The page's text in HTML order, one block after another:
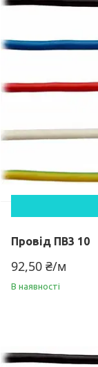
Провід ПВ3 10
92,50 ₴/м
В наявності